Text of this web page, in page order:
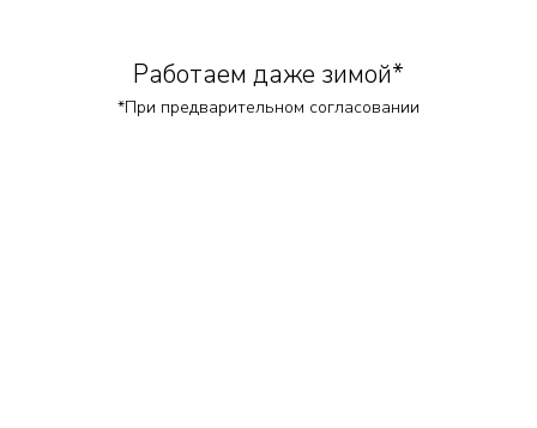
Работаем даже зимой*
*При предварительном согласовании